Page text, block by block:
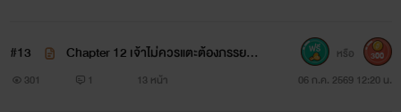
#13
Chapter 12 เจ้าไม่ควรแตะต้องภรรยาข
องข้า
301 1 13 หน้า 06 ก.ค. 2569 12:20 น.
หรือ 300